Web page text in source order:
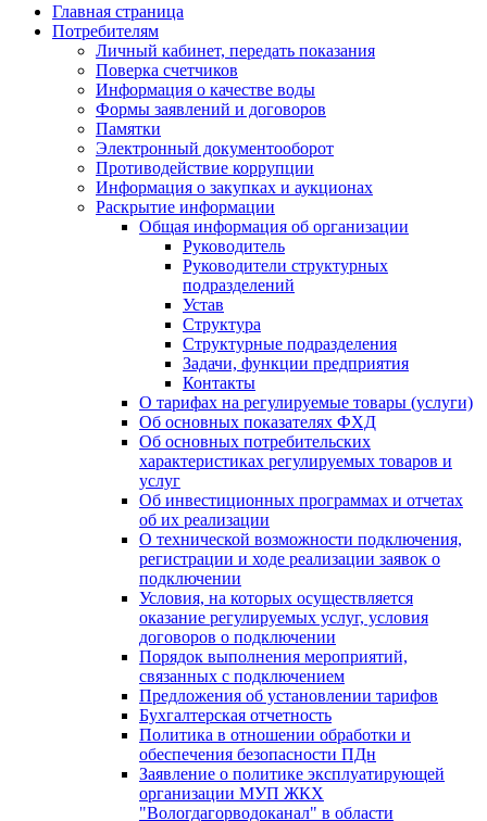
Главная страница
Потребителям
Личный кабинет, передать показания
Поверка счетчиков
Информация о качестве воды
Формы заявлений и договоров
Памятки
Электронный документооборот
Противодействие коррупции
Информация о закупках и аукционах
Раскрытие информации
Общая информация об организации
Руководитель
Руководители структурных
подразделений
Устав
Структура
Структурные подразделения
Задачи, функции предприятия
Контакты
О тарифах на регулируемые товары (услуги)
Об основных показателях ФХД
Об основных потребительских
характеристиках регулируемых товаров и
услуг
Об инвестиционных программах и отчетах
об их реализации
О технической возможности подключения,
регистрации и ходе реализации заявок о
подключении
Условия, на которых осуществляется
оказание регулируемых услуг, условия
договоров о подключении
Порядок выполнения мероприятий,
связанных с подключением
Предложения об установлении тарифов
Бухгалтерская отчетность
Политика в отношении обработки и
обеспечения безопасности ПДн
Заявление о политике эксплуатирующей
организации МУП ЖКХ
"Вологдагорводоканал" в области